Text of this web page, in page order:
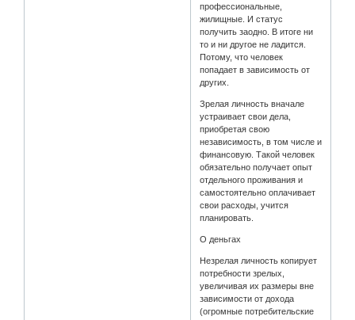
профессиональные,
жилищные. И статус
получить заодно. В итоге ни
то и ни другое не ладится.
Потому, что человек
попадает в зависимость от
других.
Зрелая личность вначале
устраивает свои дела,
приобретая свою
независимость, в том числе и
финансовую. Такой человек
обязательно получает опыт
отдельного проживания и
самостоятельно оплачивает
свои расходы, учится
планировать.
О деньгах
Незрелая личность копирует
потребности зрелых,
увеличивая их размеры вне
зависимости от дохода
(огромные потребительские